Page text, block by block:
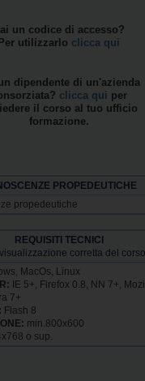
un codice di accesso?
utilizzarlo clicca qui
dipendente di un'azienda
clicca qui per
il corso al tuo ufficio
formazione.
PROPEDEUTICHE
propedeutiche
REQUISITI TECNICI
corretta del corso
MacOs, Linux
IE 5+, Firefox 0.8, NN 7+,
7+
Flash 8
min.800x600
o sup.